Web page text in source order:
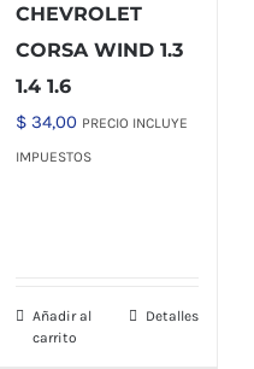
CHEVROLET
CORSA WIND 1.3
1.4 1.6
$ 34,00 PRECIO INCLUYE
IMPUESTOS
Añadir al
carrito
Detalles